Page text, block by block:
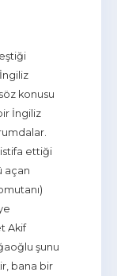
konusu
İngiliz
ettiği
açan
Akif
şunu
bana bir